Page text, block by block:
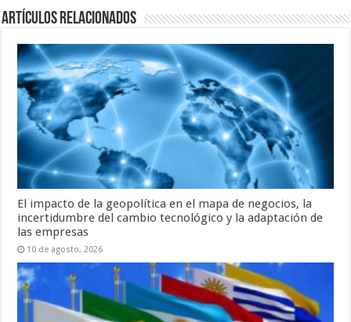
Artículos relacionados
El impacto de la geopolítica en el mapa de negocios, la
incertidumbre del cambio tecnológico y la adaptación de
las empresas
10 de agosto, 2026